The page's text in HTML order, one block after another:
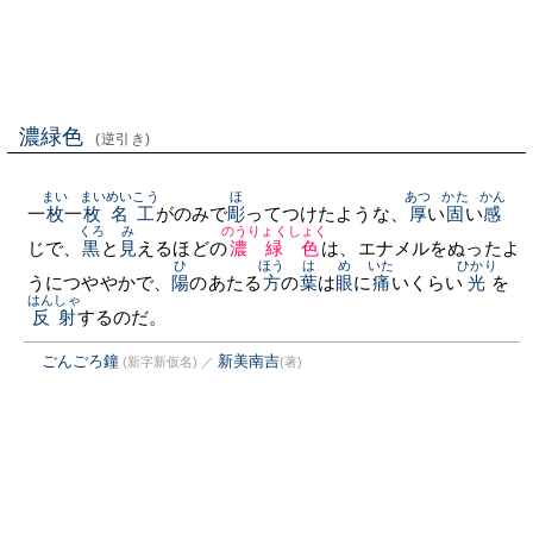
濃緑色 (逆引き)
一枚
まい
一枚
まい
名工
めいこう
がのみで彫
ほ
ってつけたような、 厚
あつ
い固
かた
い感
かん
じで、 黒
くろ
と 見
み
えるほどの濃緑色
のうりょくしょく
は、エナメルをぬったよ
うにつややかで、 陽
ひ
のあたる方
ほう
の葉
は
は眼
め
に痛
いた
いくらい 光
ひかり
を
反射
はんしゃ
するのだ。
ごんごろ鐘 (新字新仮名) ／ 新美南吉(著)